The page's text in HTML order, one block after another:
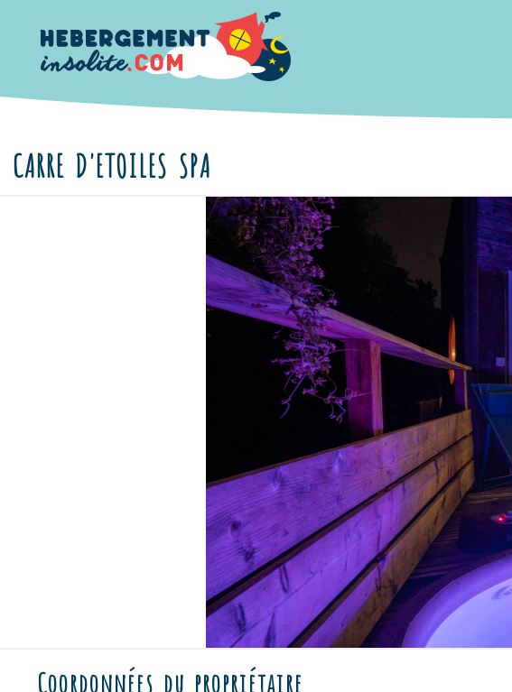
CARRE D'ETOILES SPA
Coordonnées du propriétaire